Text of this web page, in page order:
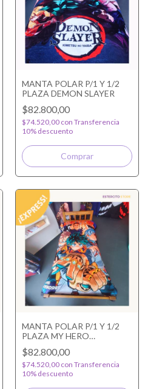
MANTA POLAR P/1 Y 1/2
PLAZA DEMON SLAYER
$82.800,00
$74.520,00 con Transferencia
10% descuento
MANTA POLAR P/1 Y 1/2
PLAZA MY HERO
ACADEMIA
$82.800,00
$74.520,00 con Transferencia
10% descuento